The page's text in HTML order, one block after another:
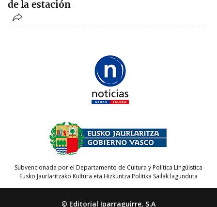
de la estación
Subvencionada por el Departamento de Cultura y Política Lingüística
Eusko Jaurlaritzako Kultura eta Hizkuntza Politika Sailak lagunduta
© Editorial Iparraguirre, S.A